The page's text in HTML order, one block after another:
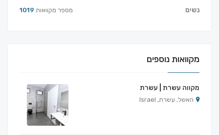
נשים 1019 מספר מקוואות
מקוואות נוספים
מקווה עשרת | עשרת
האשל, עשרת, Israel